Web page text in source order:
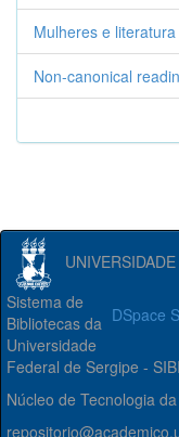
Mulheres e literatura
Non-canonical
DSpace
Sistema de
Bibliotecas da
Universidade
Federal de Sergipe -
Núcleo de Tecnologia